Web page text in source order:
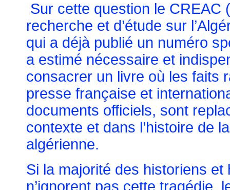
Sur cette question le CREAC
recherche et d’étude sur
qui a déjà publié un numéro
a estimé nécessaire et
consacrer un livre où les faits
presse française et
documents officiels, sont
contexte et dans l’histoire de
algérienne.
Si la majorité des historiens et
n’ignorent pas cette tragédie,